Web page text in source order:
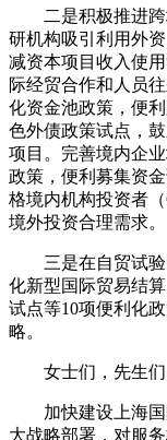
二是积极推进
研机构吸引利用外
减资本项目收入使
际经贸合作和人员
化资金池政策，便
色外债政策试点，
项目。完善境内企
政策，便利募集资
格境内机构投资者
境外投资合理需求。
三是在自贸试
化新型国际贸易结
试点等10项便利化
略。
女士们，先生们
加快建设上海
大战略部署，对服